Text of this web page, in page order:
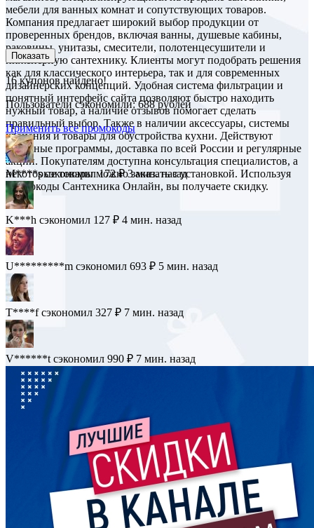
мебели для ванных комнат и сопутствующих товаров.
Компания предлагает широкий выбор продукции от
проверенных брендов, включая ванны, душевые кабины,
раковины, унитазы, смесители, полотенцесушители и
инженерную сантехнику. Клиенты могут подобрать решения
как для классического интерьера, так и для современных
дизайнерских концепций. Удобная система фильтрации и
понятный интерфейс сайта позволяют быстро находить
нужный товар, а наличие отзывов помогает сделать
правильный выбор. Также в наличии аксессуары, системы
хранения и товары для обустройства кухни. Действуют
бонусные программы, доставка по всей России и регулярные
акции. Покупателям доступна консультация специалистов, а
некоторые товары можно заказать с установкой. Используя
промокоды Сантехника Онлайн, вы получаете скидку.
Показать
16купонов найдено!
Пользователи сэкономили: 688 рублей
Применить все промокоды
M****s сэкономил 172 ₽ 3 мин. назад
K***h сэкономил 127 ₽ 4 мин. назад
U*********m сэкономил 693 ₽ 5 мин. назад
T****f сэкономил 327 ₽ 7 мин. назад
V******t сэкономил 990 ₽ 7 мин. назад